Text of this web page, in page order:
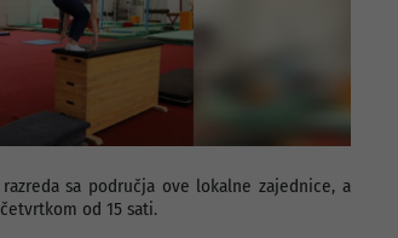
sa područja ove lokalne zajednice, a
od 15 sati.